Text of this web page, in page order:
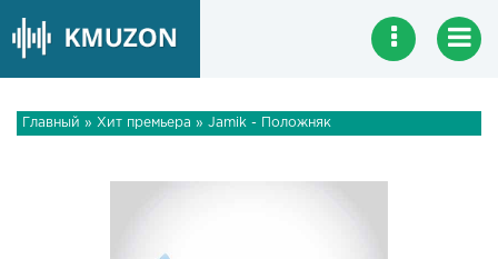
Главный » Хит премьера » Jamik - Положняк